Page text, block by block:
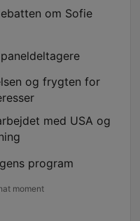
om Sofie
og frygten for
med USA og
program
moment